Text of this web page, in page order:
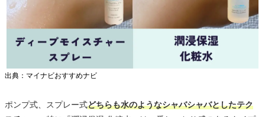
出典：マイナビおすすめナビ
ポンプ式、スプレー式どちらも水のようなシャバシャバとしたテク